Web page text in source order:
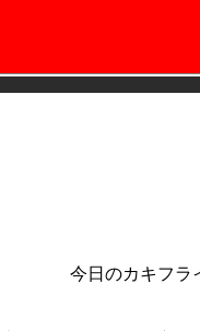
今日のカキフラ